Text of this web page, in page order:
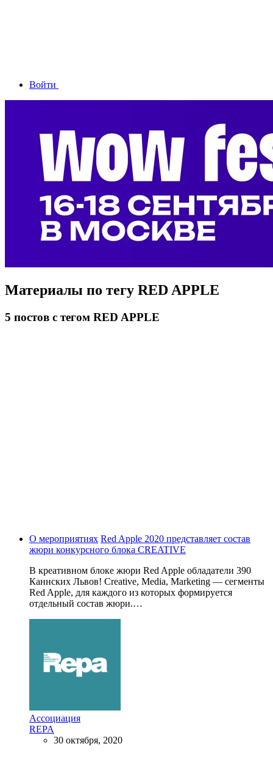
Войти
Материалы по тегу RED APPLE
5 постов с тегом RED APPLE
О мероприятиях Red Apple 2020 представляет состав
жюри конкурсного блока CREATIVE
В креативном блоке жюри Red Apple обладатели 390
Каннских Львов! Creative, Media, Marketing — сегменты
Red Apple, для каждого из которых формируется
отдельный состав жюри.…
Ассоциация
REPA
30 октября, 2020